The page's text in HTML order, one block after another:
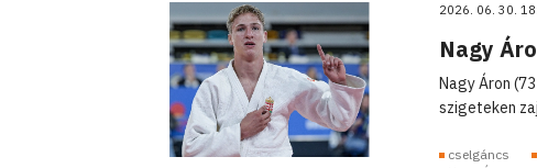
2026. 06. 30.
Nagy
Nagy Áron
szigeteken
cselgáncs